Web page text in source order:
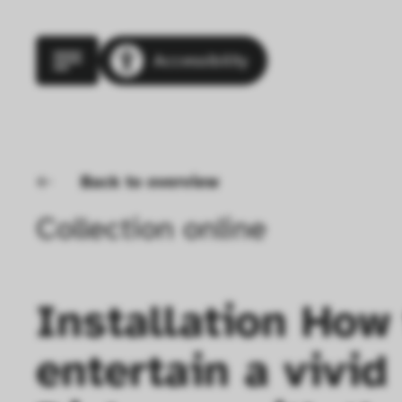
Accessibility
Back to overview
Collection online
Installation
entertain a vivid